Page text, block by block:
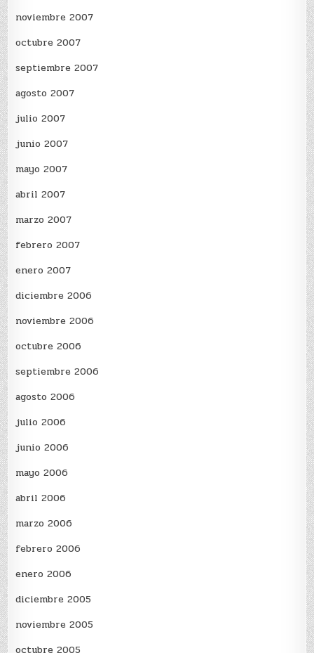
noviembre 2007
octubre 2007
septiembre 2007
agosto 2007
julio 2007
junio 2007
mayo 2007
abril 2007
marzo 2007
febrero 2007
enero 2007
diciembre 2006
noviembre 2006
octubre 2006
septiembre 2006
agosto 2006
julio 2006
junio 2006
mayo 2006
abril 2006
marzo 2006
febrero 2006
enero 2006
diciembre 2005
noviembre 2005
octubre 2005